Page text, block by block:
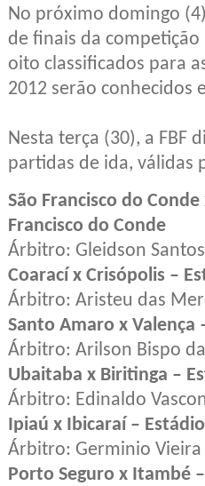
No próximo domingo
de finais da
oito classificados para
2012 serão
Nesta terça (30), a FBF
partidas de ida, válidas
São Francisco do
Francisco do Conde
Árbitro: Gleidson
Coarací x Crisópolis –
Árbitro: Aristeu das
Santo Amaro x
Árbitro: Arilson Bispo
Ubaitaba x Biritinga –
Árbitro: Edinaldo
Ipiaú x Ibicaraí –
Árbitro: Germinio Vieira
Porto Seguro x Itambé